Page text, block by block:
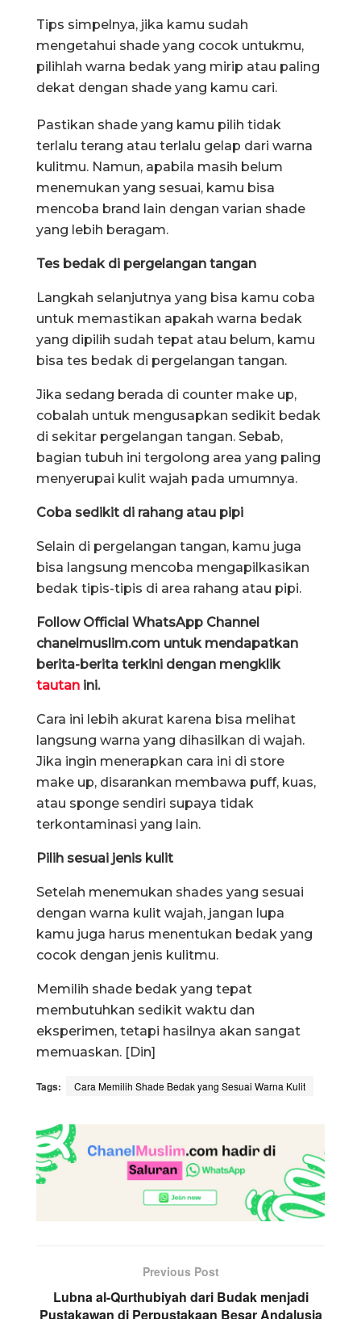
Tips simpelnya, jika kamu sudah
mengetahui shade yang cocok untukmu,
pilihlah warna bedak yang mirip atau paling
dekat dengan shade yang kamu cari.
Pastikan shade yang kamu pilih tidak
terlalu terang atau terlalu gelap dari warna
kulitmu. Namun, apabila masih belum
menemukan yang sesuai, kamu bisa
mencoba brand lain dengan varian shade
yang lebih beragam.
Tes bedak di pergelangan tangan
Langkah selanjutnya yang bisa kamu coba
untuk memastikan apakah warna bedak
yang dipilih sudah tepat atau belum, kamu
bisa tes bedak di pergelangan tangan.
Jika sedang berada di counter make up,
cobalah untuk mengusapkan sedikit bedak
di sekitar pergelangan tangan. Sebab,
bagian tubuh ini tergolong area yang paling
menyerupai kulit wajah pada umumnya.
Coba sedikit di rahang atau pipi
Selain di pergelangan tangan, kamu juga
bisa langsung mencoba mengapilkasikan
bedak tipis-tipis di area rahang atau pipi.
Follow Official WhatsApp Channel
chanelmuslim.com untuk mendapatkan
berita-berita terkini dengan mengklik
tautan ini.
Cara ini lebih akurat karena bisa melihat
langsung warna yang dihasilkan di wajah.
Jika ingin menerapkan cara ini di store
make up, disarankan membawa puff, kuas,
atau sponge sendiri supaya tidak
terkontaminasi yang lain.
Pilih sesuai jenis kulit
Setelah menemukan shades yang sesuai
dengan warna kulit wajah, jangan lupa
kamu juga harus menentukan bedak yang
cocok dengan jenis kulitmu.
Memilih shade bedak yang tepat
membutuhkan sedikit waktu dan
eksperimen, tetapi hasilnya akan sangat
memuaskan. [Din]
Tags: Cara Memilih Shade Bedak yang Sesuai Warna Kulit
Previous Post
Lubna al-Qurthubiyah dari Budak menjadi
Pustakawan di Perpustakaan Besar Andalusia